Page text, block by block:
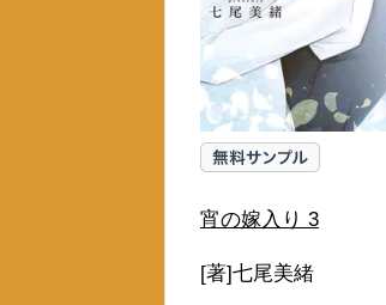
宵の嫁入り 3
[著]七尾美緒